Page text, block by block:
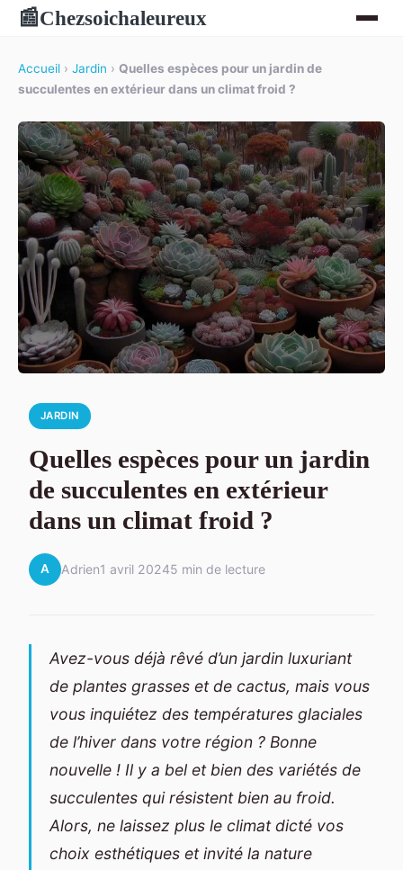
📰Chezsoichaleureux
Accueil › Jardin › Quelles espèces pour un jardin de
succulentes en extérieur dans un climat froid ?
JARDIN
Quelles espèces pour un jardin
de succulentes en extérieur
dans un climat froid ?
A Adrien1 avril 20245 min de lecture
Avez-vous déjà rêvé d’un jardin luxuriant
de plantes grasses et de cactus, mais vous
vous inquiétez des températures glaciales
de l’hiver dans votre région ? Bonne
nouvelle ! Il y a bel et bien des variétés de
succulentes qui résistent bien au froid.
Alors, ne laissez plus le climat dicté vos
choix esthétiques et invité la nature